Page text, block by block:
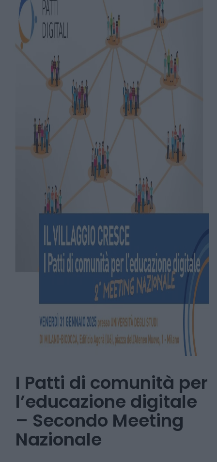
I Patti di comunità per
l’educazione digitale
– Secondo Meeting
Nazionale